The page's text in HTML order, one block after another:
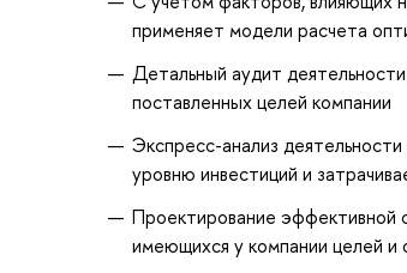
применяет модели расчета
Детальный аудит
поставленных целей компании
Экспресс-анализ
уровню инвестиций и
Проектирование эффективной
имеющихся у компании целей и